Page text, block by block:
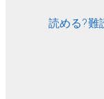
読める?難